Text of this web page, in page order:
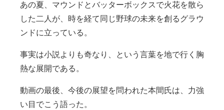
あの夏、マウンドとバッターボックスで火花を散ら
した二人が、時を経て同じ野球の未来を創るグラウ
ンドに立っている。
事実は小説よりも奇なり、という言葉を地で行く胸
熱な展開である。
動画の最後、今後の展望を問われた本間氏は、力強
い目でこう語った。